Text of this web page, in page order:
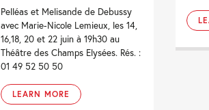
Pelléas et Melisande de Debussy
avec Marie-Nicole Lemieux, les 14,
16,18, 20 et 22 juin à 19h30 au
Théâtre des Champs Elysées. Rés. :
01 49 52 50 50
LEARN MORE